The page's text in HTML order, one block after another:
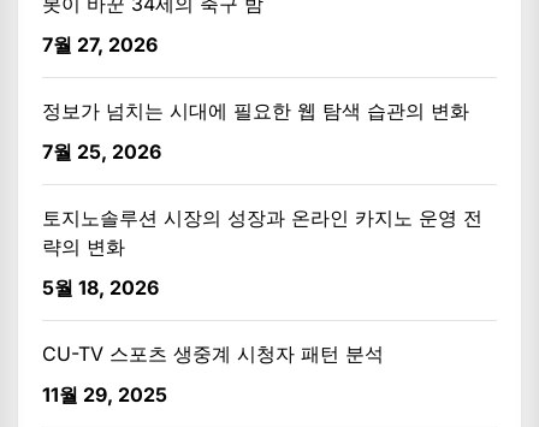
7월 27, 2026
정보가 넘치는 시대에 필요한 웹 탐색 습관의 변화
7월 25, 2026
토지노솔루션 시장의 성장과 온라인 카지노 운영 전
략의 변화
5월 18, 2026
CU-TV 스포츠 생중계 시청자 패턴 분석
11월 29, 2025